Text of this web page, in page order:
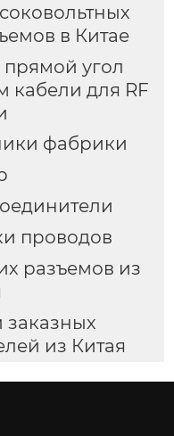
в Китае
угол
кабели для RF
фабрики
проводов
разъемов из
заказных
из Китая